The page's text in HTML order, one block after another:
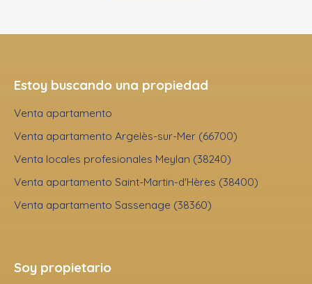
Estoy buscando una propiedad
Venta apartamento
Venta apartamento Argelès-sur-Mer (66700)
Venta locales profesionales Meylan (38240)
Venta apartamento Saint-Martin-d'Hères (38400)
Venta apartamento Sassenage (38360)
Soy propietario